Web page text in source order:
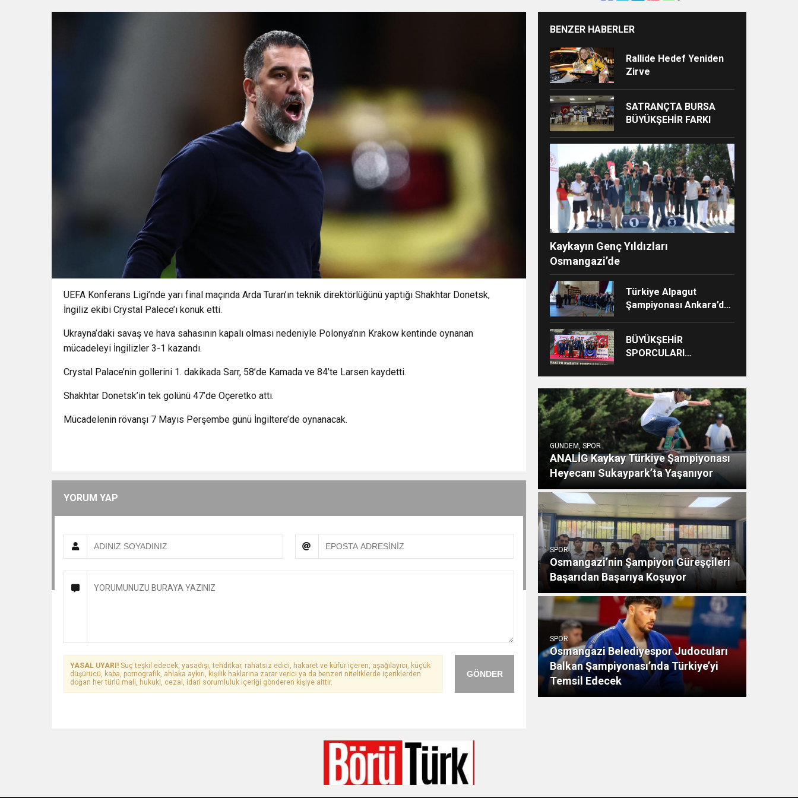
Büyükşehir’den sahada “Kırmızı Altın” mesaisi
BAŞKAN VEKİLİ ŞAHİN BİBA: “BURSA’NIN GELECEĞİNİ BÜTÜNCÜL BİR ANLAYIŞLA PLANLIYORUZ”
BÜYÜKŞEHİR’DEN AFETLERE HAZIR İKİ YENİ MOBİL ARAÇ
16:33 İLKLERİN FESTİVALİNDE ÇOCUKLAR DA ŞEN ŞAKRAK
18:55
UEFA Konferans Ligi’nde yarı final maçında Arda Turan’ın teknik direktörlüğünü yaptığı Shakhtar Donetsk,
İngiliz ekibi Crystal Palece’ı konuk etti.
Ukrayna’daki savaş ve hava sahasının kapalı olması nedeniyle Polonya’nın Krakow kentinde oynanan
mücadeleyi İngilizler 3-1 kazandı.
Crystal Palace’nin gollerini 1. dakikada Sarr, 58’de Kamada ve 84’te Larsen kaydetti.
Shakhtar Donetsk’in tek golünü 47’de Oçeretko attı.
Mücadelenin rövanşı 7 Mayıs Perşembe günü İngiltere’de oynanacak.
YORUM YAP
GÖNDER
YASAL UYARI! Suç teşkil edecek, yasadışı, tehditkar, rahatsız edici, hakaret ve küfür içeren, aşağılayıcı, küçük
düşürücü, kaba, pornografik, ahlaka aykırı, kişilik haklarına zarar verici ya da benzeri niteliklerde içeriklerden
doğan her türlü mali, hukuki, cezai, idari sorumluluk içeriği gönderen kişiye aittir.
BENZER HABERLER
Rallide Hedef Yeniden
Zirve
SATRANÇTA BURSA
BÜYÜKŞEHİR FARKI
Kaykayın Genç Yıldızları
Osmangazi’de
Türkiye Alpagut
Şampiyonası Ankara’da
BÜYÜKŞEHİR
SPORCULARI
TOPLUYOR
GÜNDEM, SPOR
ANALİG Kaykay Türkiye Şampiyonası
Heyecanı Sukaypark’ta Yaşanıyor
SPOR
Osmangazi’nin Şampiyon Güreşçileri
Başarıdan Başarıya Koşuyor
SPOR
Osmangazi Belediyespor Judocuları
Balkan Şampiyonası’nda Türkiye’yi
Temsil Edecek